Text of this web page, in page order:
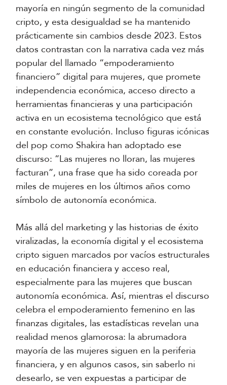
mayoría en ningún segmento de la comunidad
cripto, y esta desigualdad se ha mantenido
prácticamente sin cambios desde 2023. Estos
datos contrastan con la narrativa cada vez más
popular del llamado “empoderamiento
financiero” digital para mujeres, que promete
independencia económica, acceso directo a
herramientas financieras y una participación
activa en un ecosistema tecnológico que está
en constante evolución. Incluso figuras icónicas
del pop como Shakira han adoptado ese
discurso: “Las mujeres no lloran, las mujeres
facturan”, una frase que ha sido coreada por
miles de mujeres en los últimos años como
símbolo de autonomía económica.
Más allá del marketing y las historias de éxito
viralizadas, la economía digital y el ecosistema
cripto siguen marcados por vacíos estructurales
en educación financiera y acceso real,
especialmente para las mujeres que buscan
autonomía económica. Así, mientras el discurso
celebra el empoderamiento femenino en las
finanzas digitales, las estadísticas revelan una
realidad menos glamorosa: la abrumadora
mayoría de las mujeres siguen en la periferia
financiera, y en algunos casos, sin saberlo ni
desearlo, se ven expuestas a participar de